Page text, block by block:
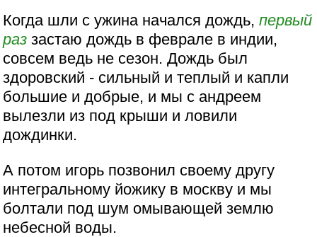
Когда шли с ужина начался дождь,первый
раз застаю дождь в феврале в индии,
совсем ведь не сезон. Дождь был
здоровский - сильный и теплый и капли
большие и добрые, и мы с андреем
вылезли из под крыши и ловили
дождинки.
А потом игорь позвонил своему другу
интегральному йожику в москву и мы
болтали под шум омывающей землю
небесной воды.